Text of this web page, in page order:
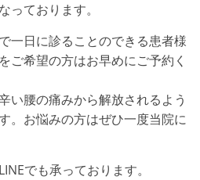
っております。
一日に診ることのできる患者様
ご希望の方はお早めにご予約く
い腰の痛みから解放されるよう
。お悩みの方はぜひ一度当院に
でも承っております。